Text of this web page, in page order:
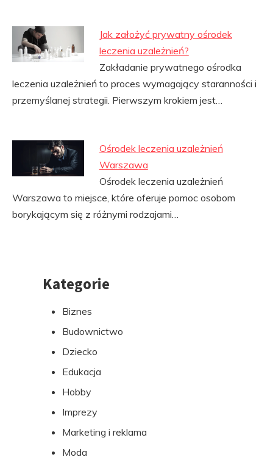
Jak założyć prywatny ośrodek
leczenia uzależnień?
Zakładanie prywatnego ośrodka
leczenia uzależnień to proces wymagający staranności i
przemyślanej strategii. Pierwszym krokiem jest…
Ośrodek leczenia uzależnień
Warszawa
Ośrodek leczenia uzależnień
Warszawa to miejsce, które oferuje pomoc osobom
borykającym się z różnymi rodzajami…
PrzejdźKategorie
Biznes
Budownictwo
Dziecko
Edukacja
Hobby
Imprezy
Marketing i reklama
Moda